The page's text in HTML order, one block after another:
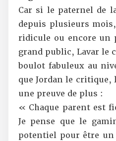
Car si le paternel de
depuis plusieurs
ridicule ou encore un
grand public, Lavar le
boulot fabuleux au
que Jordan le
une preuve de plus :
« Chaque parent est
Je pense que le
potentiel pour être